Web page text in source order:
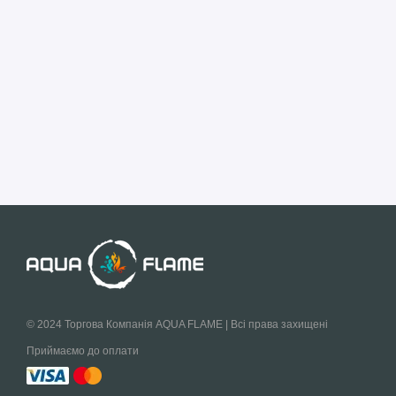
© 2024 Торгова Компанія AQUA FLAME | Всі права захищені
Приймаємо до оплати